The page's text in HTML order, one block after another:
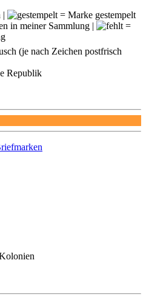
|
= Marke gestempelt
in meiner Sammlung |
=
(je nach Zeichen postfrisch
Republik